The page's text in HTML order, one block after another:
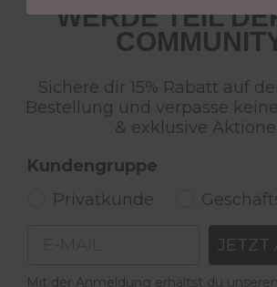
WERDE TEIL
Sichere dir 15% Rabatt auf
Bestellung und verpasse
& exklusive
Kundengruppe
Privatkunde
JETZT
Mit der Anmeldung erhältst du